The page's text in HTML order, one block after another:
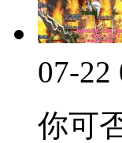
07-22
你可